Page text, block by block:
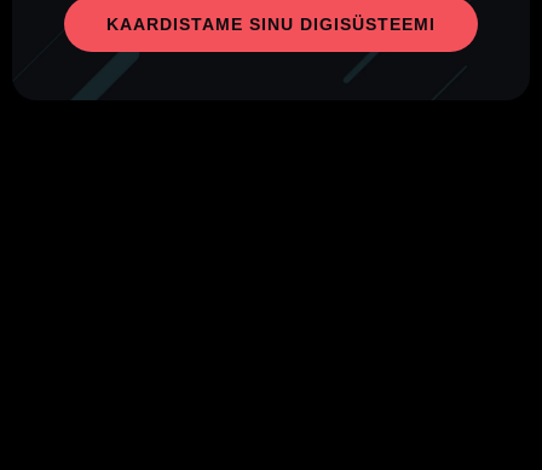
KAARDISTAME SINU DIGISÜSTEEMI